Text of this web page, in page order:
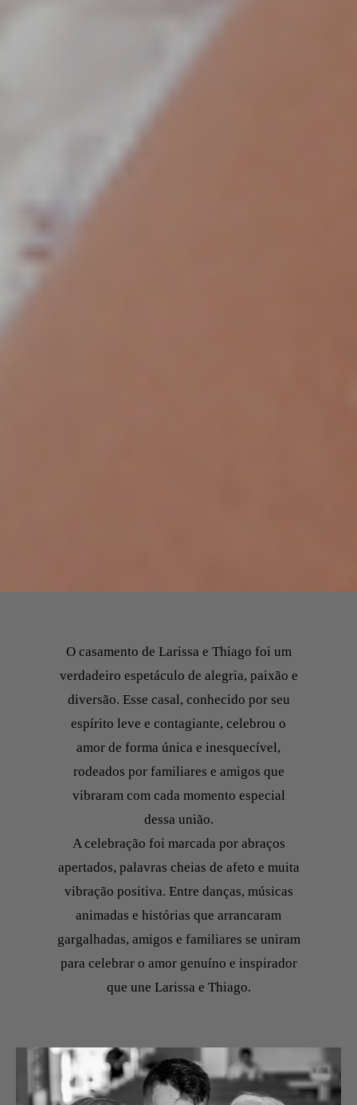
O casamento de Larissa e Thiago foi um
verdadeiro espetáculo de alegria, paixão e
diversão. Esse casal, conhecido por seu
espírito leve e contagiante, celebrou o
amor de forma única e inesquecível,
rodeados por familiares e amigos que
vibraram com cada momento especial
dessa união.
A celebração foi marcada por abraços
apertados, palavras cheias de afeto e muita
vibração positiva. Entre danças, músicas
animadas e histórias que arrancaram
gargalhadas, amigos e familiares se uniram
para celebrar o amor genuíno e inspirador
que une Larissa e Thiago.